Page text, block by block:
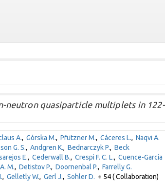
neutron quasiparticle multiplets in 122-
A., Górska M., Pfützner M., Cáceres L., Naqvi A.
G. S., Andgren K., Bednarczyk P., Beck
E., Cederwall B., Crespi F. C. L., Cuence-García
M., Detistov P., Doornenbal P., Farrelly G.
, Gelletly W., Gerl J., Sohler D. + 54 ( Collaboration)